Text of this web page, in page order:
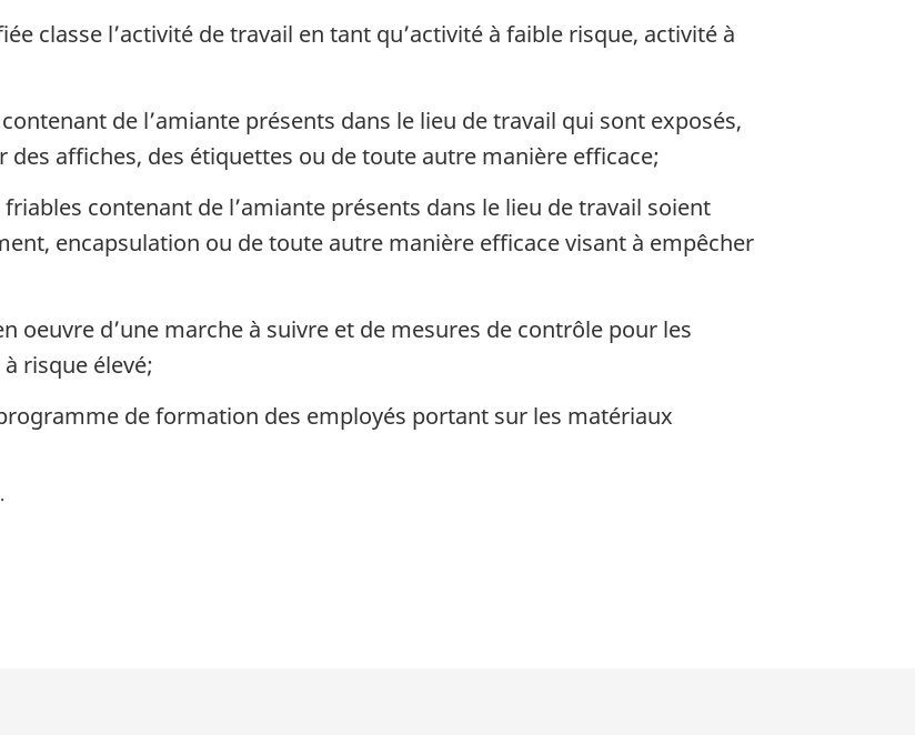
classe l’activité de travail en tant qu’activité à faible risque, activité à
de l’amiante présents dans le lieu de travail qui sont exposés,
affiches, des étiquettes ou de toute autre manière efficace;
contenant de l’amiante présents dans le lieu de travail soient
encapsulation ou de toute autre manière efficace visant à empêcher
oeuvre d’une marche à suivre et de mesures de contrôle pour les
risque élevé;
de formation des employés portant sur les matériaux